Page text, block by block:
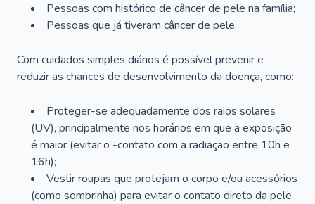
Pessoas com histórico de câncer de pele na família;
Pessoas que já tiveram câncer de pele.
Com cuidados simples diários é possível prevenir e
reduzir as chances de desenvolvimento da doença, como:
Proteger-se adequadamente dos raios solares
(UV), principalmente nos horários em que a exposição
é maior (evitar o -contato com a radiação entre 10h e
16h);
Vestir roupas que protejam o corpo e/ou acessórios
(como sombrinha) para evitar o contato direto da pele